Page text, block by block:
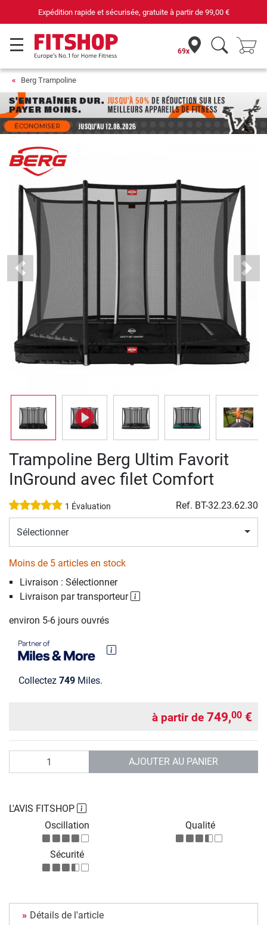
69 magasins avec 75 techniciens
69x
Berg Trampoline
Previous Next
Trampoline Berg Ultim Favorit
InGround avec filet Comfort
1 Évaluation Ref. BT-32.23.62.30
Sélectionner
Moins de 5 articles en stock
Livraison : Sélectionner
Livraison par transporteur
environ 5-6 jours ouvrés
Collectez 749 Miles.
à partir de 749,00 €
AJOUTER AU PANIER
L'AVIS FITSHOP
Oscillation
Qualité
Sécurité
Détails de l'article